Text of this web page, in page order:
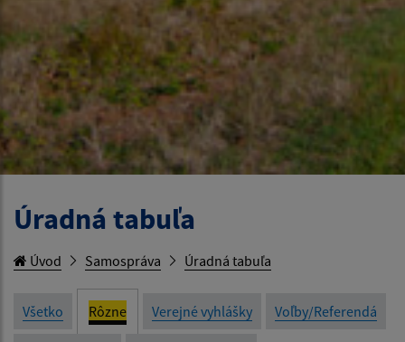
Úradná tabuľa
Úvod Samospráva Úradná tabuľa
Všetko Rôzne Verejné vyhlášky Voľby/Referendá